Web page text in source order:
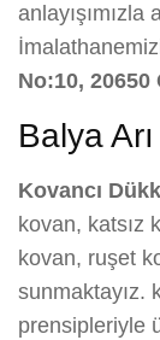
anlayışımızla
No:10,
Balya
Kovancı
kovan, katsız
kovan, ruşet
sunmaktayız.
prensipleriyle